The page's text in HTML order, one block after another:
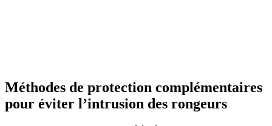
Méthodes de protection complémentaires
pour éviter l’intrusion des rongeurs